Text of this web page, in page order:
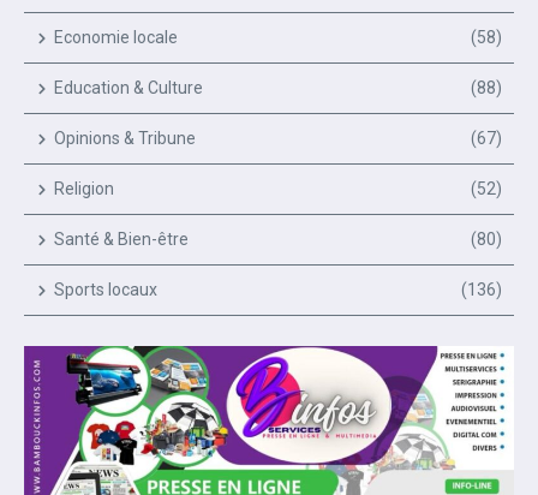
Economie locale (58)
Education & Culture (88)
Opinions & Tribune (67)
Religion (52)
Santé & Bien-être (80)
Sports locaux (136)